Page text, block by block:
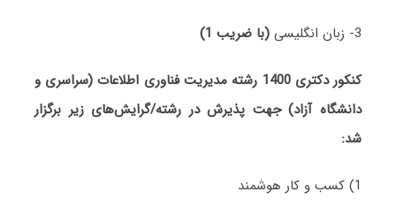
3- زبان انگلیسی (با ضریب 1)
کنکور دکتری 1400 رشته مدیریت فناوری اطلاعات (سراسری و
دانشگاه آزاد) جهت پذیرش در رشته/گرایش‌های زیر برگزار
شد:
1) کسب و کار هوشمند